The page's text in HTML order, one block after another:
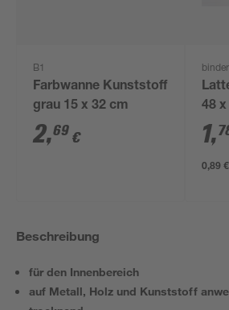
B1
Farbwanne Kunststoff
grau 15 x 32 cm
2,69 €
48
1,
0,89
Beschreibung
für den Innenbereich
auf Metall, Holz und Kunststoff